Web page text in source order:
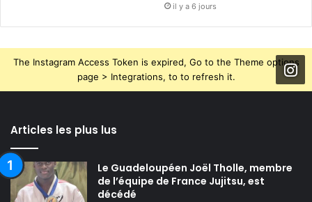
il y a 6 jours
The Instagram Access Token is expired, Go to the Theme options
page > Integrations, to to refresh it.
Articles les plus lus
Le Guadeloupéen Joël Tholle, membre
de l’équipe de France Jujitsu, est
décédé